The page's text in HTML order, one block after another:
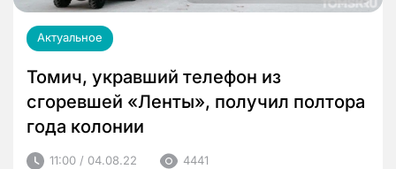
Актуальное
Томич, укравший телефон из
сгоревшей «Ленты», получил полтора
года колонии
11:00 / 04.08.22 4441